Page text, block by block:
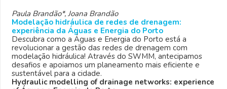
Paula Brandão*, Joana Brandão
Modelação hidráulica de redes de drenagem:
experiência da Águas e Energia do Porto
Descubra como a Águas e Energia do Porto está a
revolucionar a gestão das redes de drenagem com
modelação hidráulica! Através do SWMM, antecipamos
desafios e apoiamos um planeamento mais eficiente e
sustentável para a cidade.
Hydraulic modelling of drainage networks: experience